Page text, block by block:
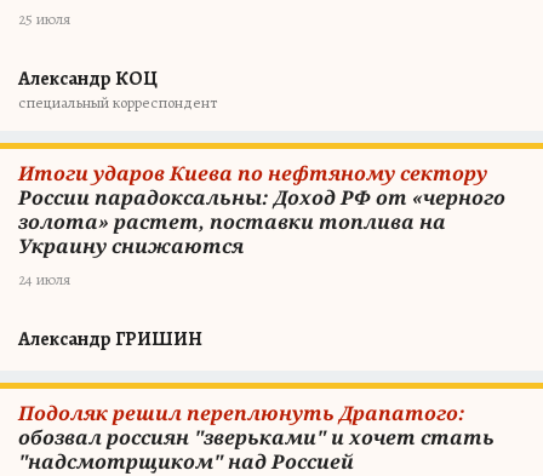
25 июля
Александр КОЦ
специальный корреспондент
Итоги ударов Киева по нефтяному сектору
России парадоксальны: Доход РФ от «черного
золота» растет, поставки топлива на
Украину снижаются
24 июля
Александр ГРИШИН
Подоляк решил переплюнуть Драпатого:
обозвал россиян "зверьками" и хочет стать
"надсмотрщиком" над Россией